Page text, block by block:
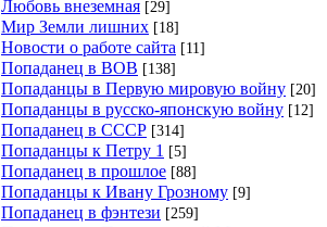
Любовь внеземная [29]
Мир Земли лишних [18]
Новости о работе сайта [11]
Попаданец в ВОВ [138]
Попаданцы в Первую мировую войну [20]
Попаданцы в русско-японскую войну [12]
Попаданец в СССР [314]
Попаданцы к Петру 1 [5]
Попаданец в прошлое [88]
Попаданцы к Ивану Грозному [9]
Попаданец в фэнтези [259]